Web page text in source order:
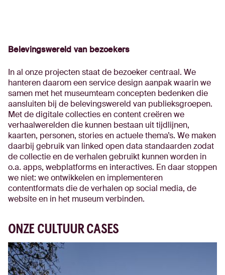
Belevingswereld van bezoekers
In al onze projecten staat de bezoeker centraal. We
hanteren daarom een service design aanpak waarin we
samen met het museumteam concepten bedenken die
aansluiten bij de belevingswereld van publieksgroepen.
Met de digitale collecties en content creëren we
verhaalwerelden die kunnen bestaan uit tijdlijnen,
kaarten, personen, stories en actuele thema’s. We maken
daarbij gebruik van linked open data standaarden zodat
de collectie en de verhalen gebruikt kunnen worden in
o.a. apps, webplatforms en interactives. En daar stoppen
we niet: we ontwikkelen en implementeren
contentformats die de verhalen op social media, de
website en in het museum verbinden.
ONZE CULTUUR CASES